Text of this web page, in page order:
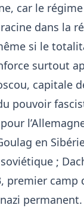
car le régime
dans la
si le
surtout
capitale
pouvoir
en
;
premier camp
permanent.